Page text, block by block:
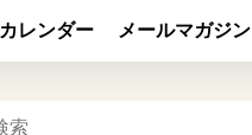
カレンダー メールマガジン